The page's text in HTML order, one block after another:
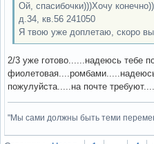
Ой, спасибочки)))Хочу
д.34, кв.56 241050
Я твою уже доплетаю, скоро
2/3 уже готово......надеюсь тебе
пожулуйста.....на почте
"Мы сами должны быть теми